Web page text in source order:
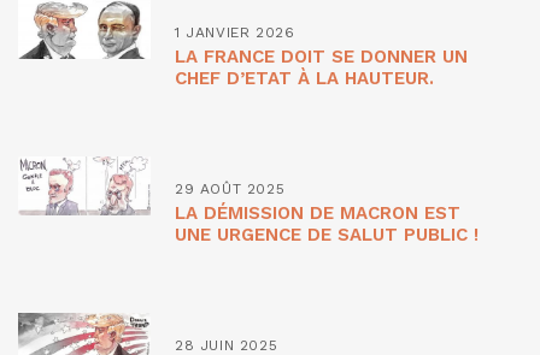
1 JANVIER 2026
LA FRANCE DOIT SE DONNER UN
CHEF D’ETAT À LA HAUTEUR.
29 AOÛT 2025
LA DÉMISSION DE MACRON EST
UNE URGENCE DE SALUT PUBLIC !
28 JUIN 2025